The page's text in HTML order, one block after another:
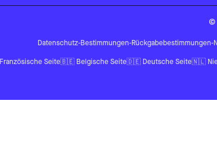
©
Datenschutz-Bestimmungen-Rückgabebestimmungen-
Französische Seite🇧🇪 Belgische Seite🇩🇪 Deutsche Seite🇳🇱